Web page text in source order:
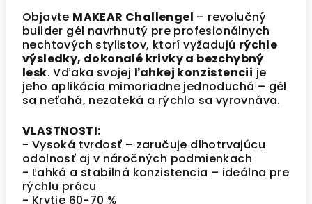
Objavte MAKEAR Challengel – revolučný
builder gél navrhnutý pre profesionálnych
nechtových stylistov, ktorí vyžadujú rýchle
výsledky, dokonalé krivky a bezchybný
lesk. Vďaka svojej ľahkej konzistencii je
jeho aplikácia mimoriadne jednoduchá – gél
sa neťahá, nezateká a rýchlo sa vyrovnáva.
VLASTNOSTI:
- Vysoká tvrdosť – zaručuje dlhotrvajúcu
odolnosť aj v náročných podmienkach
- Ľahká a stabilná konzistencia – ideálna pre
rýchlu prácu
- Krytie 60-70 %